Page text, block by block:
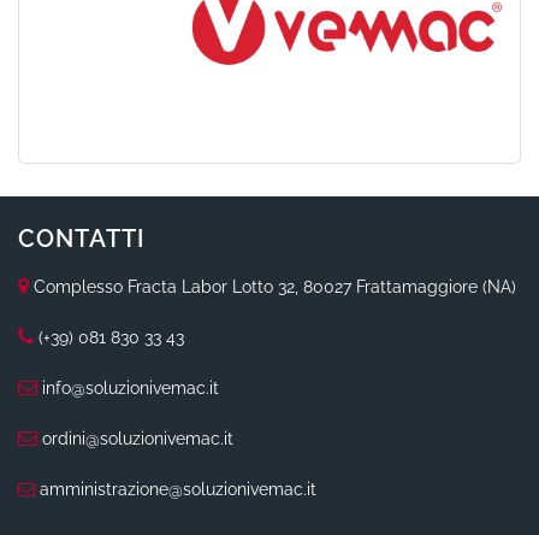
CONTATTI
Complesso Fracta Labor Lotto 32, 80027 Frattamaggiore (NA)
(+39) 081 830 33 43
info@soluzionivemac.it
ordini@soluzionivemac.it
amministrazione@soluzionivemac.it